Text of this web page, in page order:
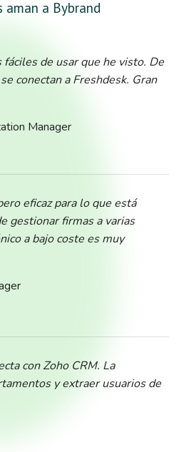
aman a Bybrand
de usar que he visto. De
conectan a Freshdesk. Gran
Manager
eficaz para lo que está
gestionar firmas a varias
a bajo coste es muy
con Zoho CRM. La
y extraer usuarios de